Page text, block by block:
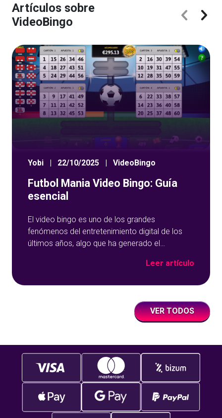
Artículos sobre
VideoBingo
Yobi | 22/10/2025 | VideoBingo
Futbol Mania Video Bingo: Guía
esencial
El video bingo es uno de los grandes
fenómenos del entretenimiento digital de los
últimos años, algo que ha generado el
con novedosas ambientaciones. Uno de los
Leer artículo
VER TODOS